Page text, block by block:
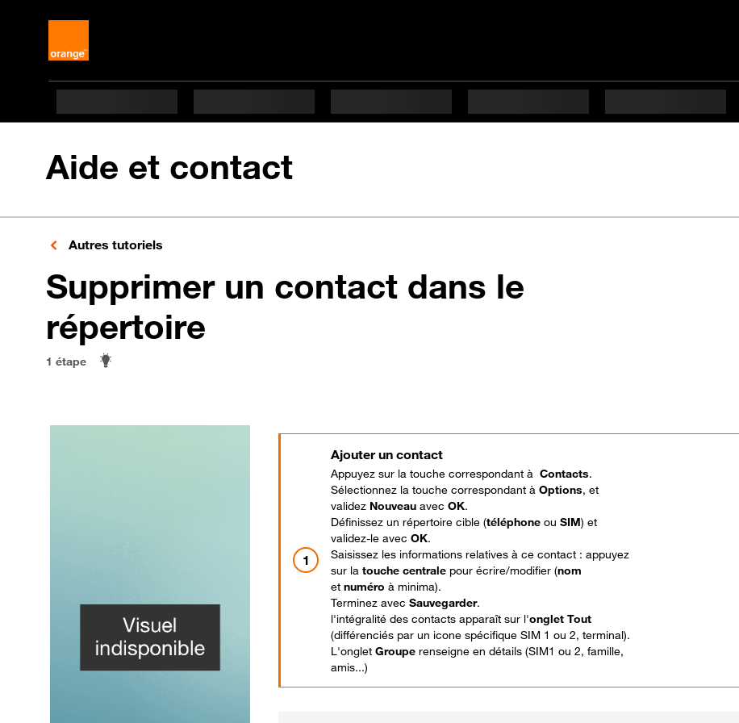
Aide et contact
Autres tutoriels
Supprimer un contact dans le
répertoire
1 étape
Ajouter un contact
Appuyez sur la touche correspondant àContacts.
Sélectionnez la touche correspondant àOptions, et
validez Nouveau avecOK.
Définissez un répertoire cible (téléphone ouSIM) et
validez-le avecOK.
Saisissez les informations relatives à ce contact : appuyez
sur latouche centrale pour écrire/modifier (nom
et numéro à minima).
Terminez avecSauvegarder.
l'intégralité des contacts apparaît sur l'onglet Tout
(différenciés par un icone spécifique SIM 1 ou 2, terminal).
L'ongletGroupe renseigne en détails (SIM1 ou 2, famille,
amis...)